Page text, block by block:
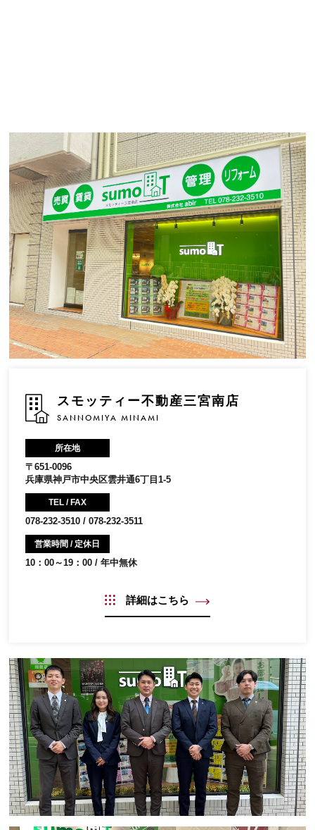
スモッティー不動産三宮南店
SANNOMIYA MINAMI
所在地
〒651-0096
兵庫県神戸市中央区雲井通6丁目1-5
TEL / FAX
078-232-3510 / 078-232-3511
営業時間 / 定休日
10：00～19：00 / 年中無休
詳細はこちら